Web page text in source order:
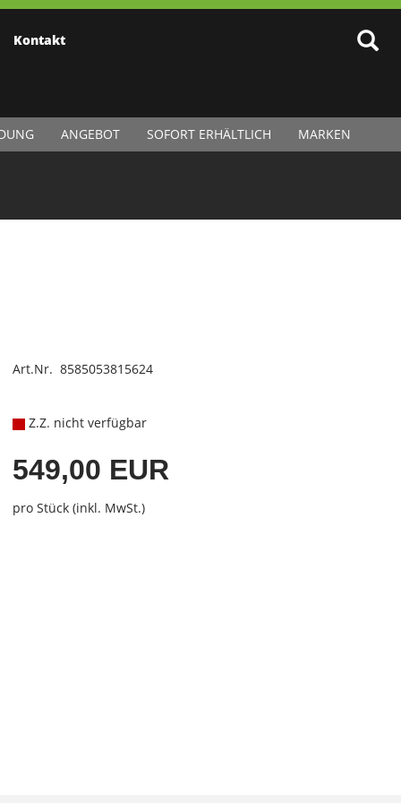
Kontakt
ANGEBOT SOFORT ERHÄLTLICH MARKEN
Art.Nr. 8585053815624
Z.Z. nicht verfügbar
549,00 EUR
pro Stück (inkl. MwSt.)